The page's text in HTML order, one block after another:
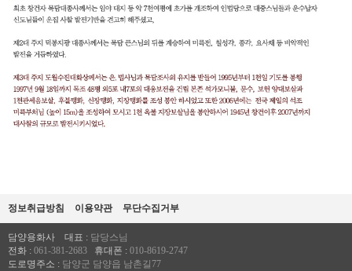
정보취급방침 이용약관 무단수집거부
담양용화사 대표 : 담당스님
전화 : 061-381-2683 휴대폰 : 010-8619-2747
도로명주소 : 담양군 담양읍 남촌길77